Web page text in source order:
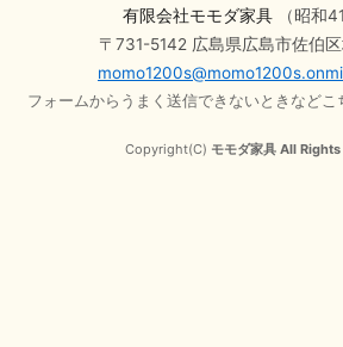
有限会社モモダ家具（昭和41
〒731-5142 広島県広島市佐伯
フォームからうまく送信できないときなどこ
Copyright(C) モモダ家具 All